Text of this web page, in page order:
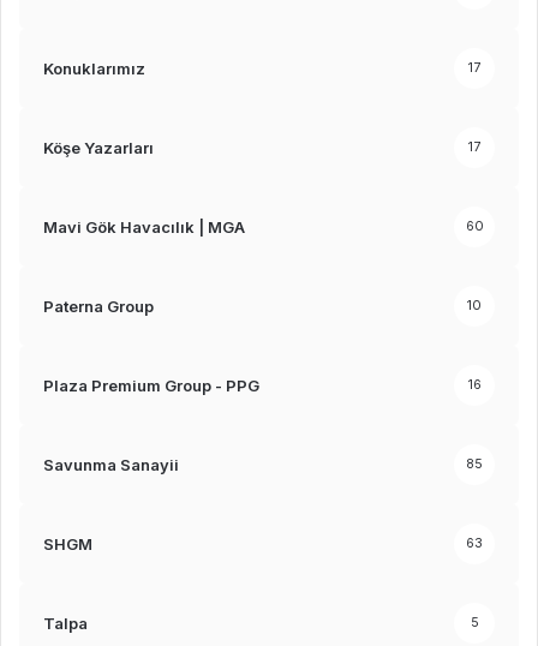
Konuklarımız 17
Köşe Yazarları 17
Mavi Gök Havacılık | MGA 60
Paterna Group 10
Plaza Premium Group - PPG 16
Savunma Sanayii 85
SHGM 63
Talpa 5